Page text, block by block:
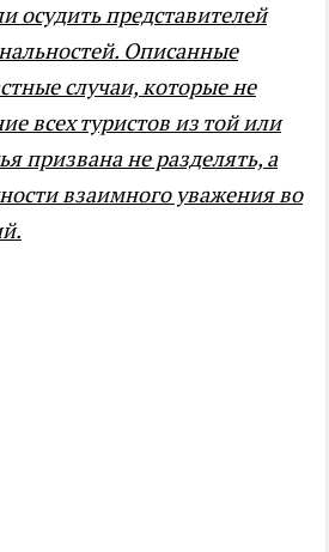
осудить представителей
Описанные
случаи, которые не
всех туристов из той или
призвана не разделять, а
взаимного уважения во